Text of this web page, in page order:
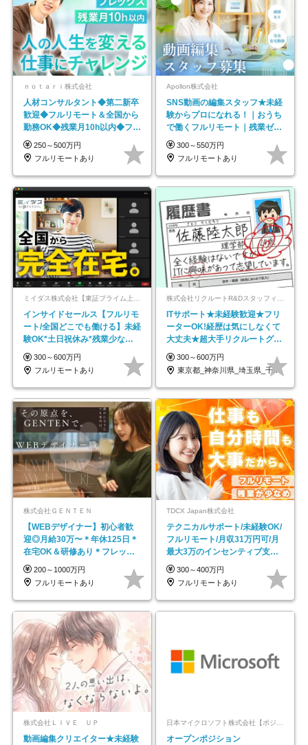
ｎｏｔａｒｉ株式会社
人材コンサルタント◆第二新卒
歓迎◆フルリモート＆全国から
勤務OK◆残業月10h以内◆フレ
ックス制
250～500万円
フルリモートあり
Apollon株式会社
SNS動画の編集スタッフ★未経
験からプロになれる！｜おうち
で働くフルリモート｜残業ゼロ
で18時退勤◎
300～550万円
フルリモートあり
インサイドセールス【フルリモ
ート/全国どこでも働ける】未経
験OK*土日祝休み*残業少なめ*
在宅勤務手当あり
300～600万円
フルリモートあり
ITサポート★未経験歓迎★フリ
ーターOK!経歴は気にしなくて
大丈夫★超大手リクルートグル
ープの正社員/sg
300～600万円
東京都_神奈川県_埼玉県_千葉県_大阪府…
株式会社ＧＥＮＴＥＮ
【WEBデザイナー】初⼼者歓
迎◎⽉給30万〜＊年休125⽇＊
在宅OK＆研修あり＊フレック
ス
200～1000万円
フルリモートあり
TDCX Japan株式会社
テクニカルサポート/未経験OK/
フルリモート/月収31万円可/月
最大3万のインセンティブ支給/
平均年齢33歳
300～400万円
フルリモートあり
株式会社ＬＩＶＥ ＵＰ
動画編集クリエイター★未経験
オープンポジション